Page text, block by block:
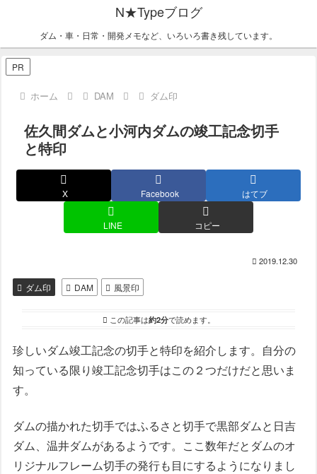
N★Typeブログ
ダム・車・日常・開発メモなど、いろいろ書き残しています。
PR
ホーム DAM ダム印
佐久間ダムと小河内ダムの竣工記念切手
と特印
X Facebook はてブ
LINE コピー
2019.12.30
ダム印 DAM 風景印
この記事は約2分で読めます。
珍しいダム竣工記念の切手と特印を紹介します。自分の
知っている限り竣工記念切手はこの２つだけだと思いま
す。
ダムの描かれた切手ではふるさと切手で黒部ダムと日吉
ダム、温井ダムがあるようです。ここ数年だとダムのオ
リジナルフレーム切手の発行も目にするようになりまし